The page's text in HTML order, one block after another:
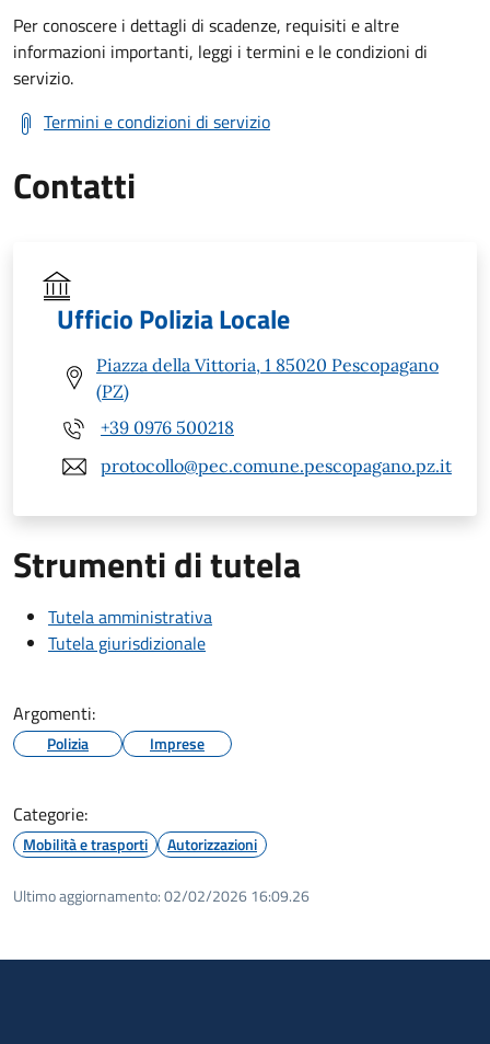
Per conoscere i dettagli di scadenze, requisiti e altre
informazioni importanti, leggi i termini e le condizioni di
servizio.
Termini e condizioni di servizio
Contatti
Ufficio Polizia Locale
Piazza della Vittoria, 1 85020 Pescopagano
(PZ)
+39 0976 500218
protocollo@pec.comune.pescopagano.pz.it
Strumenti di tutela
Tutela amministrativa
Tutela giurisdizionale
Argomenti:
Polizia Imprese
Categorie:
Mobilità e trasporti Autorizzazioni
Ultimo aggiornamento:02/02/2026 16:09.26